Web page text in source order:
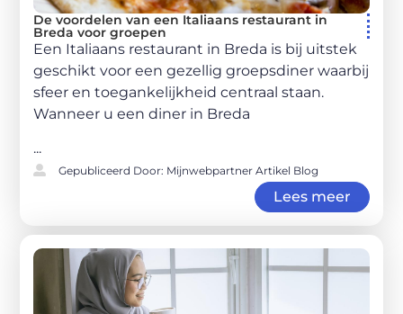
De voordelen van een Italiaans restaurant in
Breda voor groepen
Een Italiaans restaurant in Breda is bij uitstek
geschikt voor een gezellig groepsdiner waarbij
sfeer en toegankelijkheid centraal staan.
Wanneer u een diner in Breda
...
Gepubliceerd Door: Mijnwebpartner Artikel Blog
Lees meer